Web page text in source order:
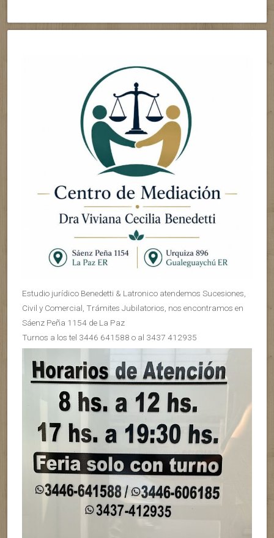
Estudio jurídico Benedetti & Latronico atendemos Sucesiones,
Civil y Comercial, Trámites Jubilatorios, nos encontramos en
Sáenz Peña 1154 de La Paz
Turnos a los tel 3446 641588 o al 3437 412935